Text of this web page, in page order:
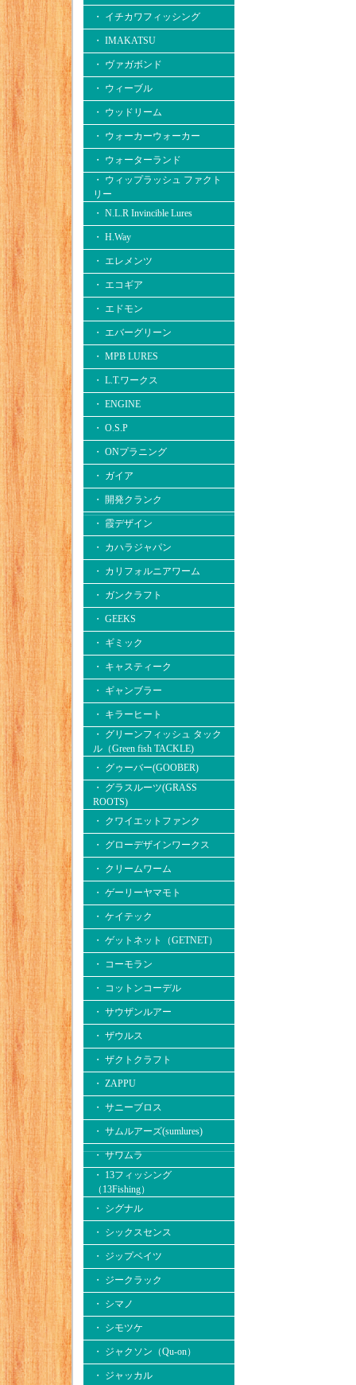
・ イチカワフィッシング
・ IMAKATSU
・ ヴァガボンド
・ ウィーブル
・ ウッドリーム
・ ウォーカーウォーカー
・ ウォーターランド
・ ウィップラッシュ ファクト
リー
・ N.L.R Invincible Lures
・ H.Way
・ エレメンツ
・ エコギア
・ エドモン
・ エバーグリーン
・ MPB LURES
・ L.T.ワークス
・ ENGINE
・ O.S.P
・ ONプラニング
・ ガイア
・ 開発クランク
・ 霞デザイン
・ カハラジャパン
・ カリフォルニアワーム
・ ガンクラフト
・ GEEKS
・ ギミック
・ キャスティーク
・ ギャンブラー
・ キラーヒート
・ グリーンフィッシュ タック
ル（Green fish TACKLE)
・ グゥーバー(GOOBER)
・ グラスルーツ(GRASS
ROOTS)
・ クワイエットファンク
・ グローデザインワークス
・ クリームワーム
・ ゲーリーヤマモト
・ ケイテック
・ ゲットネット（GETNET）
・ コーモラン
・ コットンコーデル
・ サウザンルアー
・ ザウルス
・ ザクトクラフト
・ ZAPPU
・ サニーブロス
・ サムルアーズ(sumlures)
・ サワムラ
・ 13フィッシング
（13Fishing）
・ シグナル
・ シックスセンス
・ ジップベイツ
・ ジークラック
・ シマノ
・ シモツケ
・ ジャクソン（Qu-on）
・ ジャッカル